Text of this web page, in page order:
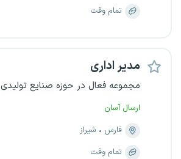
تمام وقت
مدیر اداری
مجموعه فعال در حوزه صنایع تولیدی
ارسال آسان
فارس
شیراز
تمام وقت